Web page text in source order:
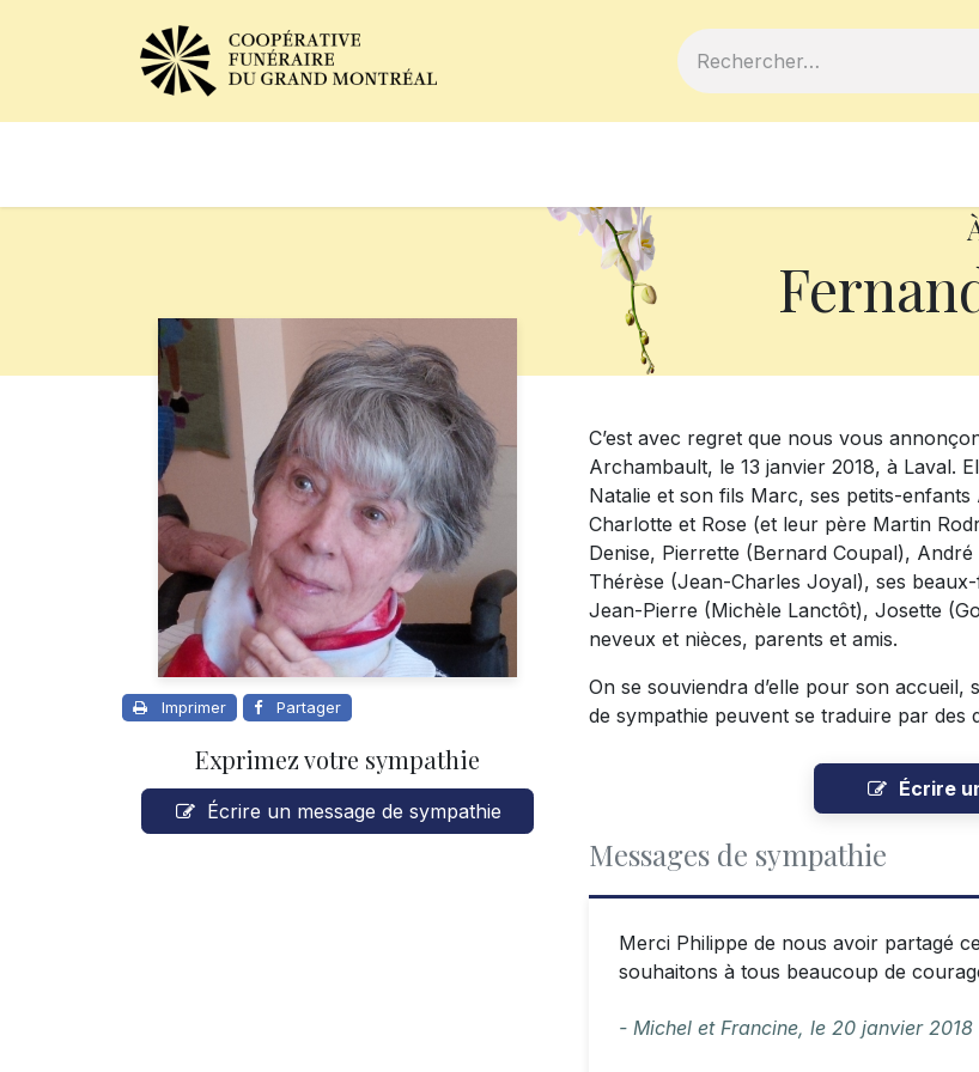
Imprimer Partager
Exprimez votre sympathie
Écrire un message de sympathie
C’est avec regret que nous vous
Archambault, le 13 janvier 2018, à Laval.
Natalie et son fils Marc, ses petits-
Charlotte et Rose (et leur père Martin
Denise, Pierrette (Bernard Coupal),
Thérèse (Jean-Charles Joyal), ses
Jean-Pierre (Michèle Lanctôt), Josette
neveux et nièces, parents et amis.
On se souviendra d’elle pour son
de sympathie peuvent se traduire par des
Écrire
Messages de sympathie
Merci Philippe de nous avoir partagé
souhaitons à tous beaucoup de
- Michel et Francine, le 20 janvier 2018